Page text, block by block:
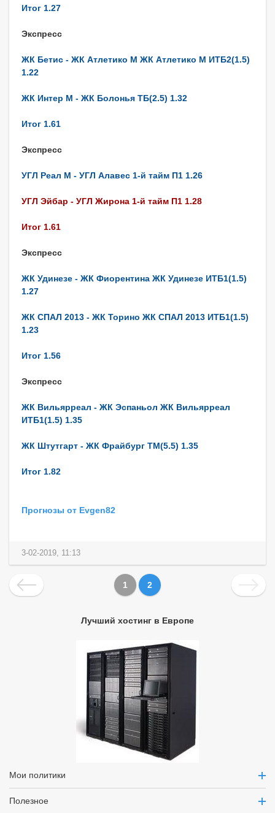
Итог 1.27
Экспресс
ЖК Бетис - ЖК Атлетико М ЖК Атлетико М ИТБ2(1.5)
1.22
ЖК Интер М - ЖК Болонья ТБ(2.5) 1.32
Итог 1.61
Экспресс
УГЛ Реал М - УГЛ Алавес 1-й тайм П1 1.26
УГЛ Эйбар - УГЛ Жирона 1-й тайм П1 1.28
Итог 1.61
Экспресс
ЖК Удинезе - ЖК Фиорентина ЖК Удинезе ИТБ1(1.5)
1.27
ЖК СПАЛ 2013 - ЖК Торино ЖК СПАЛ 2013 ИТБ1(1.5)
1.23
Итог 1.56
Экспресс
ЖК Вильярреал - ЖК Эспаньол ЖК Вильярреал
ИТБ1(1.5) 1.35
ЖК Штутгарт - ЖК Фрайбург ТМ(5.5) 1.35
Итог 1.82
Прогнозы от Evgen82
3-02-2019, 11:13
1 2
Лучший хостинг в Европе
Мои политики
Полезное